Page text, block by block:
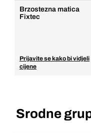
Brzostezna matica
Fixtec
Prijavite se kako bi vidjeli
cijene
Srodne